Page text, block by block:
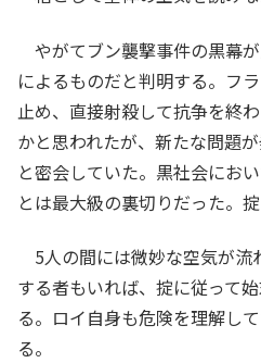
やがてブン襲撃事件の黒幕
によるものだと判明する。フ
止め、直接射殺して抗争を終
かと思われたが、新たな問題
と密会していた。黒社会にお
とは最大級の裏切りだった。
5人の間には微妙な空気が流
する者もいれば、掟に従って
る。ロイ自身も危険を理解し
る。